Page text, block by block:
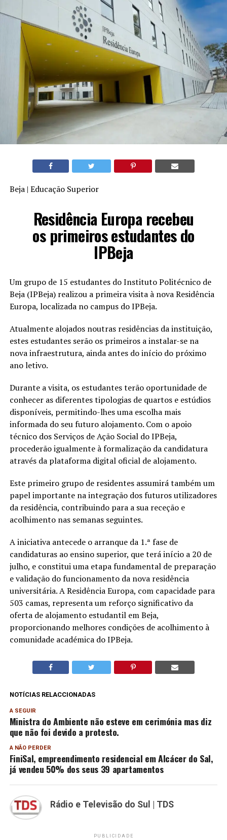
Beja | Educação Superior
Residência Europa recebeu
os primeiros estudantes do
IPBeja
Um grupo de 15 estudantes do Instituto Politécnico de
Beja (IPBeja) realizou a primeira visita à nova Residência
Europa, localizada no campus do IPBeja.
Atualmente alojados noutras residências da instituição,
estes estudantes serão os primeiros a instalar-se na
nova infraestrutura, ainda antes do início do próximo
ano letivo.
Durante a visita, os estudantes terão oportunidade de
conhecer as diferentes tipologias de quartos e estúdios
disponíveis, permitindo-lhes uma escolha mais
informada do seu futuro alojamento. Com o apoio
técnico dos Serviços de Ação Social do IPBeja,
procederão igualmente à formalização da candidatura
através da plataforma digital oficial de alojamento.
Este primeiro grupo de residentes assumirá também um
papel importante na integração dos futuros utilizadores
da residência, contribuindo para a sua receção e
acolhimento nas semanas seguintes.
A iniciativa antecede o arranque da 1.ª fase de
candidaturas ao ensino superior, que terá início a 20 de
julho, e constitui uma etapa fundamental de preparação
e validação do funcionamento da nova residência
universitária. A Residência Europa, com capacidade para
503 camas, representa um reforço significativo da
oferta de alojamento estudantil em Beja,
proporcionando melhores condições de acolhimento à
comunidade académica do IPBeja.
NOTÍCIAS RELACCIONADAS
A SEGUIR
Ministra do Ambiente não esteve em cerimónia mas diz
que não foi devido a protesto.
A NÃO PERDER
FiniSal, empreendimento residencial em Alcácer do Sal,
já vendeu 50% dos seus 39 apartamentos
Rádio e Televisão do Sul | TDS
PUBLICIDADE